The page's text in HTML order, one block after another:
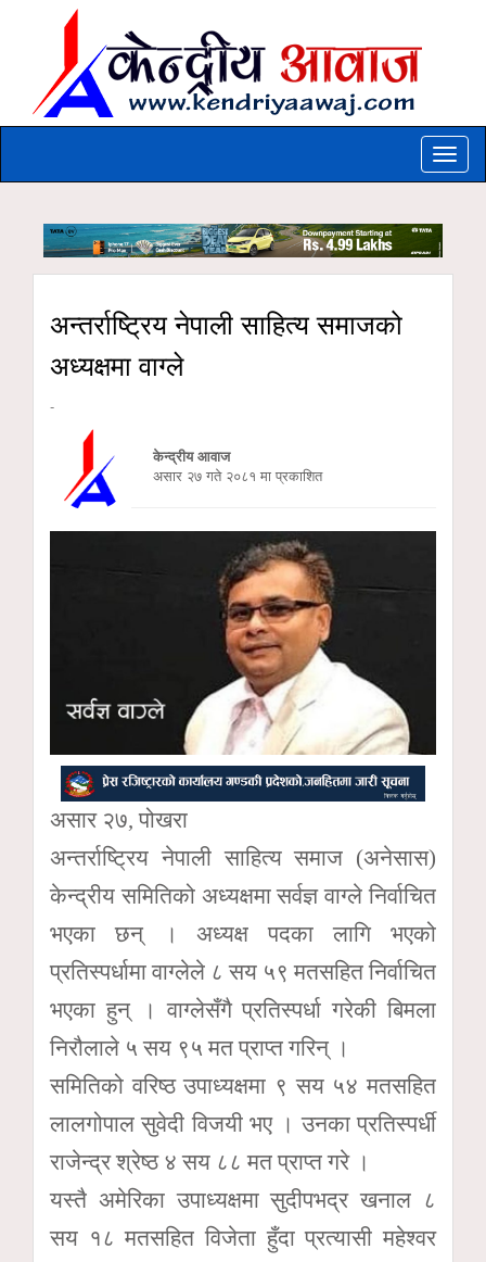
Toggle
अन्तर्राष्ट्रिय नेपाली साहित्य समाजको
अध्यक्षमा वाग्ले
-
केन्द्रीय आवाज
असार २७ गते २०८१ मा प्रकाशित
असार २७, पोखरा
अन्तर्राष्ट्रिय नेपाली साहित्य समाज (अनेसास)
केन्द्रीय समितिको अध्यक्षमा सर्वज्ञ वाग्ले निर्वाचित
भएका छन् । अध्यक्ष पदका लागि भएको
प्रतिस्पर्धामा वाग्लेले ८ सय ५९ मतसहित निर्वाचित
भएका हुन् । वाग्लेसँगै प्रतिस्पर्धा गरेकी बिमला
निरौलाले ५ सय ९५ मत प्राप्त गरिन् ।
समितिको वरिष्ठ उपाध्यक्षमा ९ सय ५४ मतसहित
लालगोपाल सुवेदी विजयी भए । उनका प्रतिस्पर्धी
राजेन्द्र श्रेष्ठ ४ सय ८८ मत प्राप्त गरे ।
यस्तै अमेरिका उपाध्यक्षमा सुदीपभद्र खनाल ८
सय १८ मतसहित विजेता हुँदा प्रत्यासी महेश्वर